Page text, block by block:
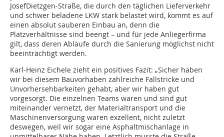
JosefDietzgen-Straße, die durch den täglichen Lieferverkehr
und schwer beladene LKW stark belastet wird, kommt es auf
einen absolut sauberen Einbau an, denn die
Platzverhältnisse sind beengt – und für jede Anliegerfirma
gilt, dass deren Abläufe durch die Sanierung möglichst nicht
beeinträchtigt werden.
Karl-Heinz Eichele zieht ein positives Fazit: „Sicher haben
wir bei diesem Bauvorhaben zahlreiche Fallstricke und
Unvorhersehbarkeiten gehabt, aber wir haben gut
vorgesorgt. Die einzelnen Teams waren und sind gut
miteinander vernetzt, der Materialtransport und die
Maschinenversorgung waren exzellent, nicht zuletzt
deswegen, weil wir sogar eine Asphaltmischanlage in